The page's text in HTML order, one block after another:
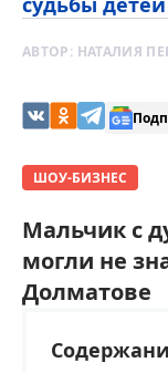
АВТОР: НАТАЛИЯ
ШОУ-БИЗНЕС
Мальчик с
могли не
Долматове